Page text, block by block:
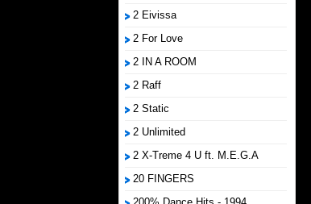
2 Eivissa
2 For Love
2 IN A ROOM
2 Raff
2 Static
2 Unlimited
2 X-Treme 4 U ft. M.E.G.A
20 FINGERS